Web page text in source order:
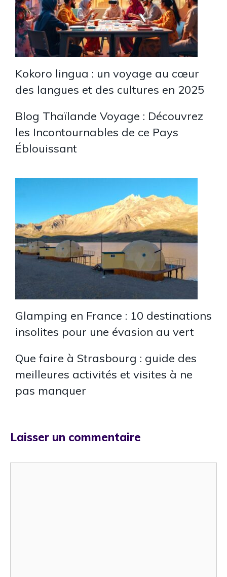
Kokoro lingua : un voyage au cœur
des langues et des cultures en 2025
Blog Thaïlande Voyage : Découvrez
les Incontournables de ce Pays
Éblouissant
Glamping en France : 10 destinations
insolites pour une évasion au vert
Que faire à Strasbourg : guide des
meilleures activités et visites à ne
pas manquer
Laisser un commentaire